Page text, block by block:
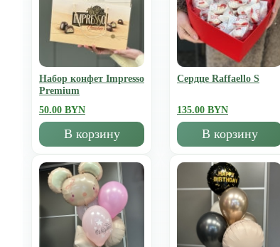
Набор конфет Impresso
Premium
50.00 BYN
В корзину
Сердце Raffaello S
135.00 BYN
В корзину